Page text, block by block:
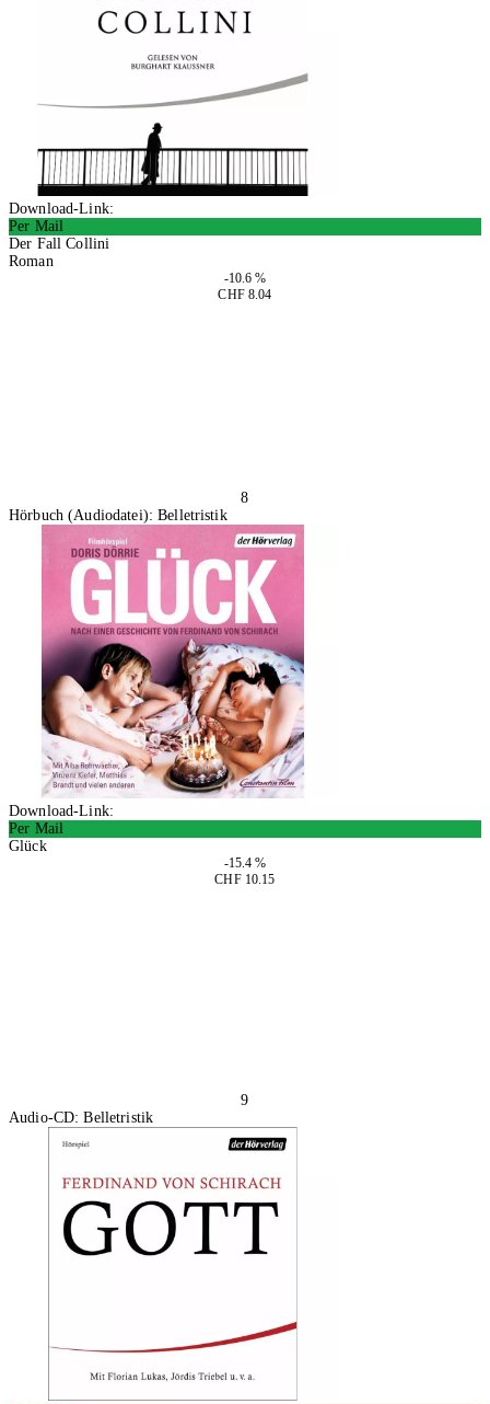
Download-Link:
Per Mail
Der Fall Collini
Roman
-10.6 %
CHF 8.04
8
Hörbuch (Audiodatei): Belletristik
Download-Link:
Per Mail
Glück
-15.4 %
CHF 10.15
9
Audio-CD: Belletristik